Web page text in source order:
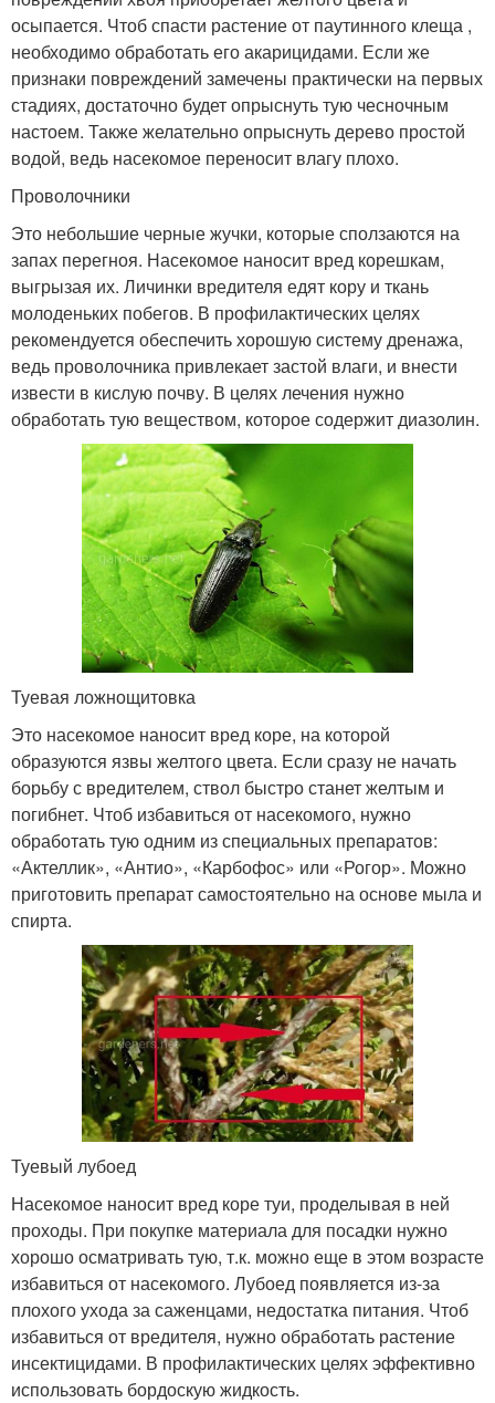
осыпается. Чтоб спасти растение от паутинного клеща ,
необходимо обработать его акарицидами. Если же
признаки повреждений замечены практически на первых
стадиях, достаточно будет опрыснуть тую чесночным
настоем. Также желательно опрыснуть дерево простой
водой, ведь насекомое переносит влагу плохо.
Проволочники
Это небольшие черные жучки, которые сползаются на
запах перегноя. Насекомое наносит вред корешкам,
выгрызая их. Личинки вредителя едят кору и ткань
молоденьких побегов. В профилактических целях
рекомендуется обеспечить хорошую систему дренажа,
ведь проволочника привлекает застой влаги, и внести
извести в кислую почву. В целях лечения нужно
обработать тую веществом, которое содержит диазолин.
Туевая ложнощитовка
Это насекомое наносит вред коре, на которой
образуются язвы желтого цвета. Если сразу не начать
борьбу с вредителем, ствол быстро станет желтым и
погибнет. Чтоб избавиться от насекомого, нужно
обработать тую одним из специальных препаратов:
«Актеллик», «Антио», «Карбофос» или «Рогор». Можно
приготовить препарат самостоятельно на основе мыла и
спирта.
Туевый лубоед
Насекомое наносит вред коре туи, проделывая в ней
проходы. При покупке материала для посадки нужно
хорошо осматривать тую, т.к. можно еще в этом возрасте
избавиться от насекомого. Лубоед появляется из-за
плохого ухода за саженцами, недостатка питания. Чтоб
избавиться от вредителя, нужно обработать растение
инсектицидами. В профилактических целях эффективно
использовать бордоскую жидкость.